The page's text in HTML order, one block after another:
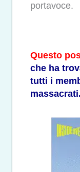
portavoce.
Questo
che ha
tutti i